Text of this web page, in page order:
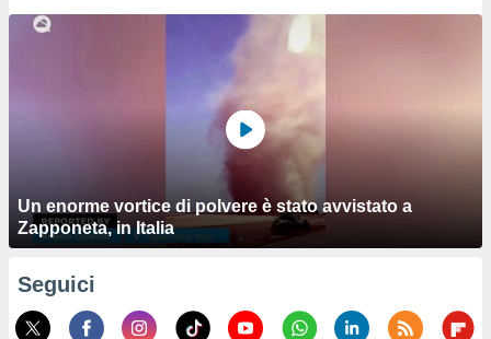
Un enorme vortice di polvere è stato avvistato a
Zapponeta, in Italia
Seguici